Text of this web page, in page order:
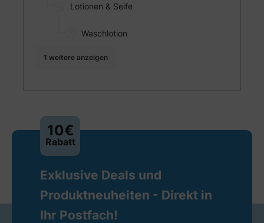
Lotionen & Seife
Waschlotion
1 weitere anzeigen
10€
Rabatt
Exklusive Deals und
Produktneuheiten - Direkt in
Ihr Postfach!